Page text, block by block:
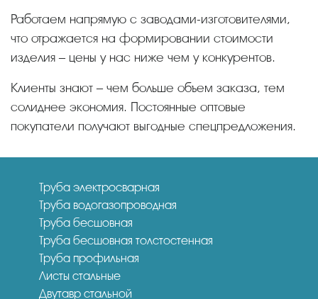
Работаем напрямую с заводами-изготовителями,
что отражается на формировании стоимости
изделия – цены у нас ниже чем у конкурентов.
Клиенты знают – чем больше объем заказа, тем
солиднее экономия. Постоянные оптовые
покупатели получают выгодные спецпредложения.
Труба электросварная
Труба водогазопроводная
Труба бесшовная
Труба бесшовная толстостенная
Труба профильная
Листы стальные
Двутавр стальной